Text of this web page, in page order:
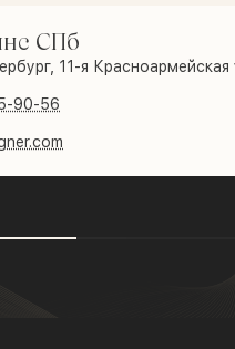
СПб
11-я Красноармейская
90-56